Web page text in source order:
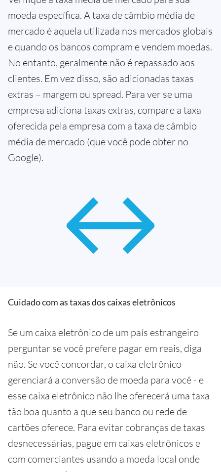
moeda específica. A taxa de câmbio média de
mercado é aquela utilizada nos mercados globais
e quando os bancos compram e vendem moedas.
No entanto, geralmente não é repassado aos
clientes. Em vez disso, são adicionadas taxas
extras – margem ou spread. Para ver se uma
empresa adiciona taxas extras, compare a taxa
oferecida pela empresa com a taxa de câmbio
média de mercado (que você pode obter no
Google).
Cuidado com as taxas dos caixas eletrônicos
Se um caixa eletrônico de um país estrangeiro
perguntar se você prefere pagar em reais, diga
não. Se você concordar, o caixa eletrônico
gerenciará a conversão de moeda para você - e
esse caixa eletrônico não lhe oferecerá uma taxa
tão boa quanto a que seu banco ou rede de
cartões oferece. Para evitar cobranças de taxas
desnecessárias, pague em caixas eletrônicos e
com comerciantes usando a moeda local onde